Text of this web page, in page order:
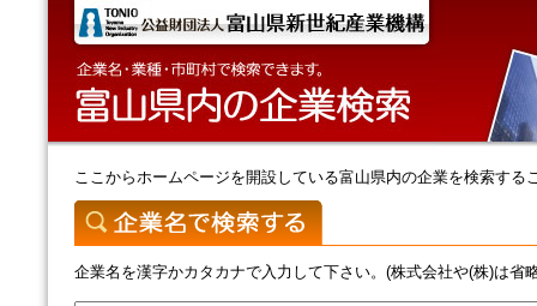
ここからホームページを開設している富山県内の企業を検索する
企業名を漢字かカタカナで入力して下さい。(株式会社や(株)は省